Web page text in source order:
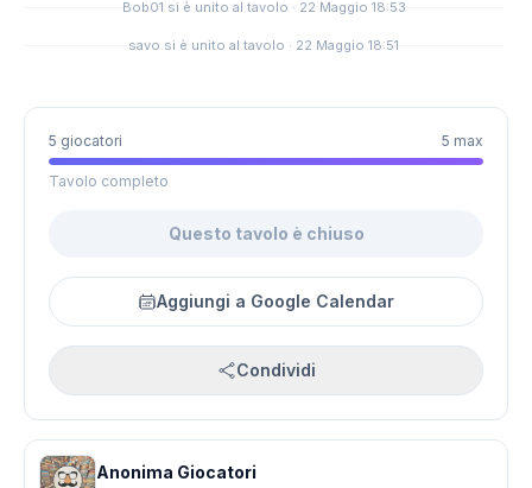
Bob01 si è unito al tavolo · 22 Maggio 18:53
savo si è unito al tavolo · 22 Maggio 18:51
5 giocatori 5 max
Tavolo completo
Questo tavolo è chiuso
Aggiungi a Google Calendar
Condividi
Anonima Giocatori